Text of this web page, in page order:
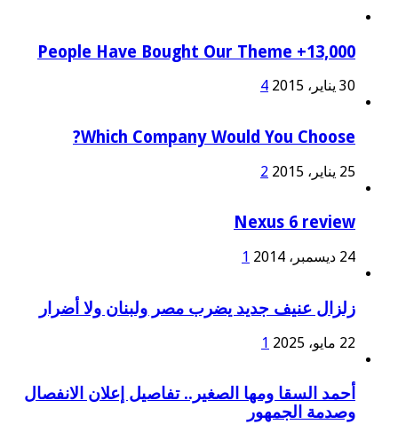
13,000+ People Have Bought Our Theme
30 يناير، 2015 4
Which Company Would You Choose?
25 يناير، 2015 2
Nexus 6 review
24 ديسمبر، 2014 1
زلزال عنيف جديد يضرب مصر ولبنان ولا أضرار
22 مايو، 2025 1
أحمد السقا ومها الصغير.. تفاصيل إعلان الانفصال
وصدمة الجمهور